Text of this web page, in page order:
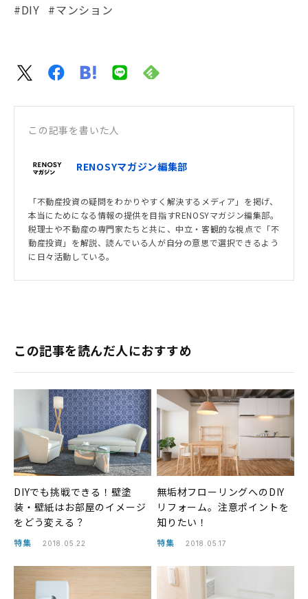
#DIY #マンション
この記事を書いた人
RENOSYマガジン編集部
「不動産投資の疑問をわかりやすく解決するメディア」を掲げ、
本当にためになる情報の提供を目指すRENOSYマガジン編集部。
税理士や不動産の専門家たちと共に、中立・客観的な視点で「不
動産投資」を解説、読んでいる人が自分の意思で選択できるよう
に日々活動している。
この記事を読んだ人におすすめ
DIYでも挑戦できる！壁塗
装・壁紙はお部屋のイメージ
をどう変える？
特集 2018.05.22
無垢材フローリングへのDIY
リフォーム。注意ポイントを
知りたい！
特集 2018.05.17